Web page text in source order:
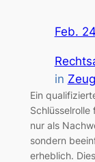
Feb.
in
Ein
nur als
sondern
erheblich.